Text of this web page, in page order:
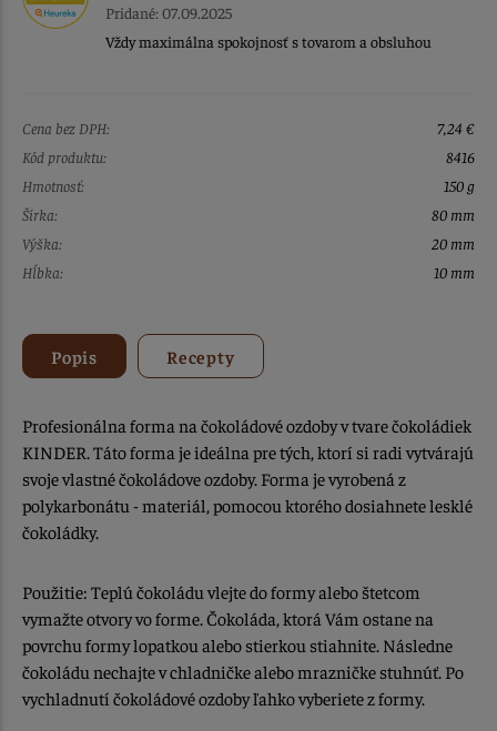
Pridané: 07.09.2025
Vždy maximálna spokojnosť s tovarom a obsluhou
Cena bez DPH:
7,24 €
Kód produktu:
8416
Hmotnosť:
150 g
Šírka:
80 mm
Výška:
20 mm
Hĺbka:
10 mm
Popis Recepty
Profesionálna forma na čokoládové ozdoby v tvare čokoládiek
KINDER. Táto forma je ideálna pre tých, ktorí si radi vytvárajú
svoje vlastné čokoládove ozdoby. Forma je vyrobená z
polykarbonátu - materiál, pomocou ktorého dosiahnete lesklé
čokoládky.
Použitie: Teplú čokoládu vlejte do formy alebo štetcom
vymažte otvory vo forme. Čokoláda, ktorá Vám ostane na
povrchu formy lopatkou alebo stierkou stiahnite. Následne
čokoládu nechajte v chladničke alebo mrazničke stuhnúť. Po
vychladnutí čokoládové ozdoby ľahko vyberiete z formy.